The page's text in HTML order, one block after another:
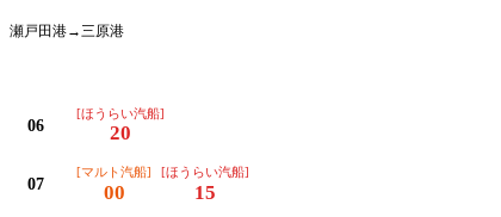
瀬戸田港→三原港
06
[ほうらい汽船]
20
07
[マルト汽船]
00
[ほうらい汽船]
15